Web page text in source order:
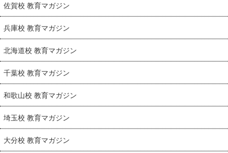
佐賀校 教育マガジン
兵庫校 教育マガジン
北海道校 教育マガジン
千葉校 教育マガジン
和歌山校 教育マガジン
埼玉校 教育マガジン
大分校 教育マガジン